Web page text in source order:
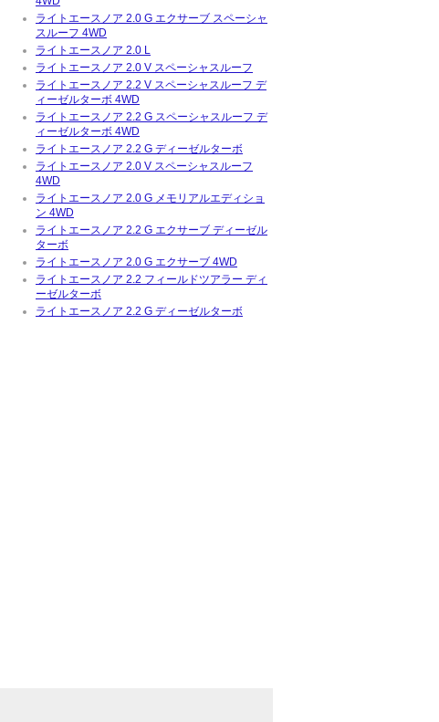
ライトエースノア 2.0 G エクサーブ スペーシャ
スルーフ 4WD
ライトエースノア 2.0 L
ライトエースノア 2.0 V スペーシャスルーフ
ライトエースノア 2.2 V スペーシャスルーフ デ
ィーゼルターボ 4WD
ライトエースノア 2.2 G スペーシャスルーフ デ
ィーゼルターボ 4WD
ライトエースノア 2.2 G ディーゼルターボ
ライトエースノア 2.0 V スペーシャスルーフ
4WD
ライトエースノア 2.0 G メモリアルエディショ
ン 4WD
ライトエースノア 2.2 G エクサーブ ディーゼル
ターボ
ライトエースノア 2.0 G エクサーブ 4WD
ライトエースノア 2.2 フィールドツアラー ディ
ーゼルターボ
ライトエースノア 2.2 G ディーゼルターボ